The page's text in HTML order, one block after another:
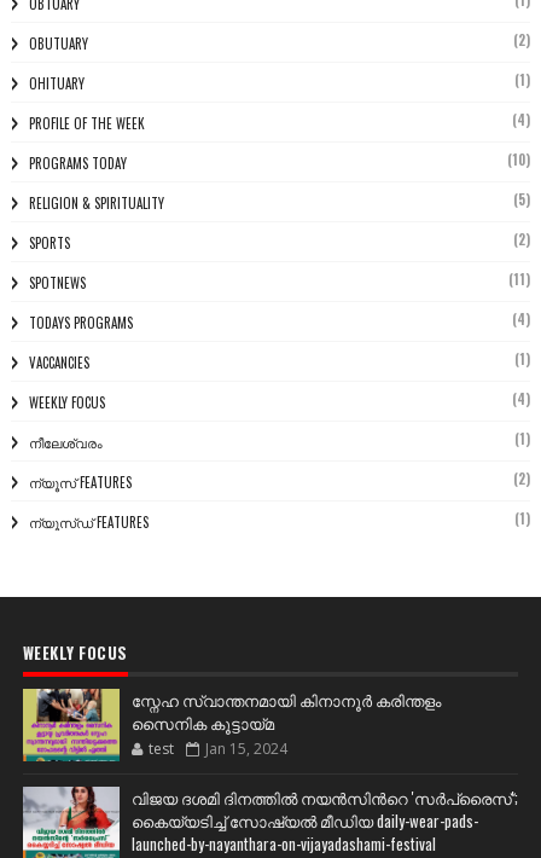
OBTUARY
OBUTUARY (2)
OHITUARY (1)
PROFILE OF THE WEEK (4)
PROGRAMS TODAY (10)
RELIGION & SPIRITUALITY (5)
SPORTS (2)
SPOTNEWS (11)
TODAYS PROGRAMS (4)
VACCANCIES (1)
WEEKLY FOCUS (4)
നീലേശ്വരം (1)
ന്യൂസ് FEATURES (2)
ന്യൂസ്ഡ് FEATURES (1)
WEEKLY FOCUS
സ്നേഹ സ്വാന്തനമായി കിനാനൂർ കരിന്തളം
സൈനിക കൂട്ടായ്മ
test Jan 15, 2024
വിജയ ദശമി ദിനത്തില്‍ നയന്‍സിന്‍റെ 'സര്‍പ്രൈസ്';
കൈയ്യടിച്ച് സോഷ്യല്‍ മീഡിയ daily-wear-pads-
launched-by-nayanthara-on-vijayadashami-festival